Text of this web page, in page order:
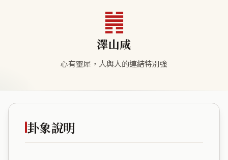
䷞
澤山咸
心有靈犀，人與人的連結特別強
卦象說明